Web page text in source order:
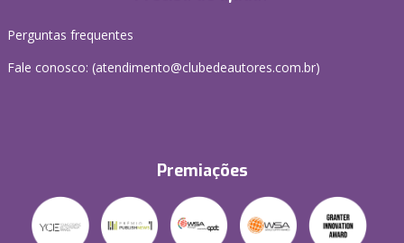
Perguntas frequentes
Fale conosco: (atendimento@clubedeautores.com.br)
Premiações